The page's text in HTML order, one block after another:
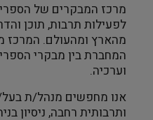
מרכז המבקרים של
לפעילות תרבות, תוכן
מהארץ ומהעולם. המרכז
המחברת בין מבקרי
וערכיה.
אנו מחפשים מנהל/ת
ותרבותית רחבה, ניסיון